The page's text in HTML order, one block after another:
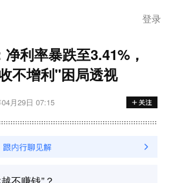
登录
利率暴跌至3.41%，
不增利"困局透视
月29日 07:15